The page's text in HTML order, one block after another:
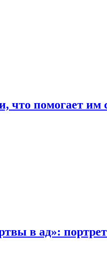
что помогает им
в ад»: